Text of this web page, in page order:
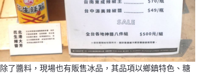
除了醬料，現場也有販售冰品，其品項以鄉鎮特色、糖